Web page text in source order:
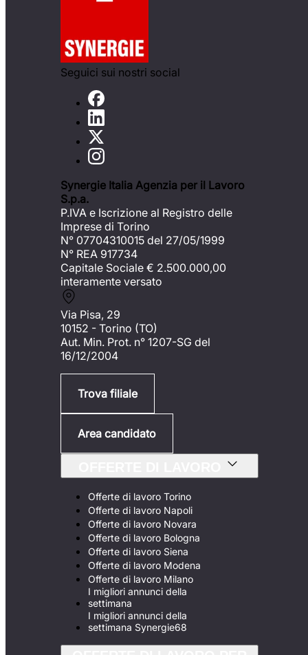
Seguici sui nostri social
Synergie Italia Agenzia per il Lavoro
S.p.a.
P.IVA e Iscrizione al Registro delle
Imprese di Torino
N° 07704310015 del 27/05/1999
N° REA 917734
Capitale Sociale € 2.500.000,00
interamente versato
Via Pisa, 29
10152 - Torino (TO)
Aut. Min. Prot. n° 1207-SG del
16/12/2004
Trova filiale
Area candidato
Offerte di lavoro Torino
Offerte di lavoro Napoli
Offerte di lavoro Novara
Offerte di lavoro Bologna
Offerte di lavoro Siena
Offerte di lavoro Modena
Offerte di lavoro Milano
I migliori annunci della
settimana
I migliori annunci della
settimana Synergie68